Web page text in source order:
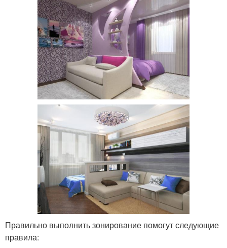
Правильно выполнить зонирование помогут следующие
правила: